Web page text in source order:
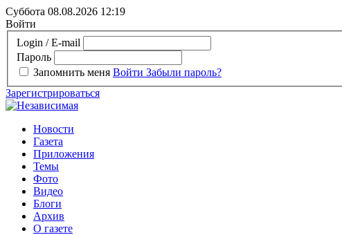
Суббота 08.08.2026 12:19
Войти
Login / E-mail
Пароль
Запомнить меня Войти Забыли пароль?
Зарегистрироваться
Новости
Газета
Приложения
Темы
Фото
Видео
Блоги
Архив
О газете